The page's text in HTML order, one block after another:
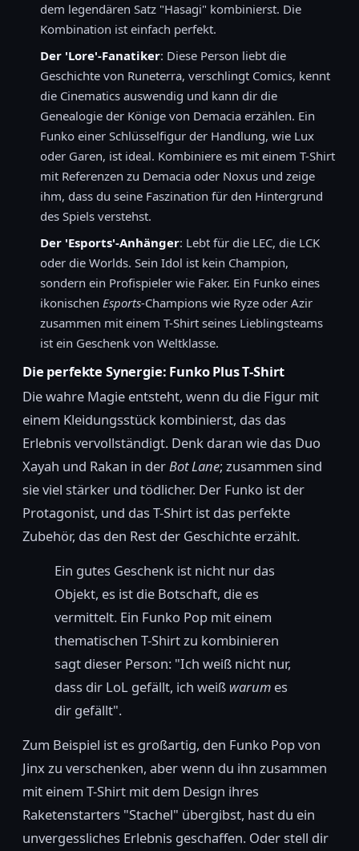
dem legendären Satz "Hasagi" kombinierst. Die
Kombination ist einfach perfekt.
Der 'Lore'-Fanatiker: Diese Person liebt die
Geschichte von Runeterra, verschlingt Comics, kennt
die Cinematics auswendig und kann dir die
Genealogie der Könige von Demacia erzählen. Ein
Funko einer Schlüsselfigur der Handlung, wie Lux
oder Garen, ist ideal. Kombiniere es mit einem T-Shirt
mit Referenzen zu Demacia oder Noxus und zeige
ihm, dass du seine Faszination für den Hintergrund
des Spiels verstehst.
Der 'Esports'-Anhänger: Lebt für die LEC, die LCK
oder die Worlds. Sein Idol ist kein Champion,
sondern ein Profispieler wie Faker. Ein Funko eines
ikonischen Esports-Champions wie Ryze oder Azir
zusammen mit einem T-Shirt seines Lieblingsteams
ist ein Geschenk von Weltklasse.
Die perfekte Synergie: Funko Plus T-Shirt
Die wahre Magie entsteht, wenn du die Figur mit
einem Kleidungsstück kombinierst, das das
Erlebnis vervollständigt. Denk daran wie das Duo
Xayah und Rakan in derBot Lane; zusammen sind
sie viel stärker und tödlicher. Der Funko ist der
Protagonist, und das T-Shirt ist das perfekte
Zubehör, das den Rest der Geschichte erzählt.
Ein gutes Geschenk ist nicht nur das
Objekt, es ist die Botschaft, die es
vermittelt. Ein Funko Pop mit einem
thematischen T-Shirt zu kombinieren
sagt dieser Person: "Ich weiß nicht nur,
dass dir LoL gefällt, ich weiß warum es
dir gefällt".
Zum Beispiel ist es großartig, den Funko Pop von
Jinx zu verschenken, aber wenn du ihn zusammen
mit einem T-Shirt mit dem Design ihres
Raketenstarters "Stachel" übergibst, hast du ein
unvergessliches Erlebnis geschaffen. Oder stell dir